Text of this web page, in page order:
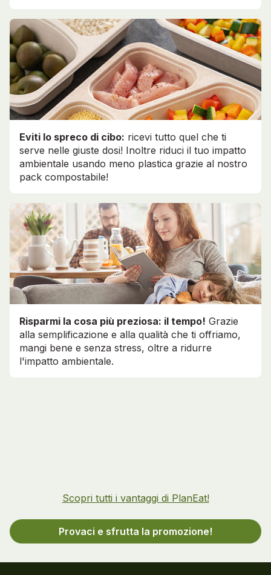
Eviti lo spreco di cibo: ricevi tutto quel che ti
serve nelle giuste dosi! Inoltre riduci il tuo impatto
ambientale usando meno plastica grazie al nostro
pack compostabile!
Risparmi la cosa più preziosa: il tempo! Grazie
alla semplificazione e alla qualità che ti offriamo,
mangi bene e senza stress, oltre a ridurre
l'impatto ambientale.
Scopri tutti i vantaggi di PlanEat!
Provaci e sfrutta la promozione!